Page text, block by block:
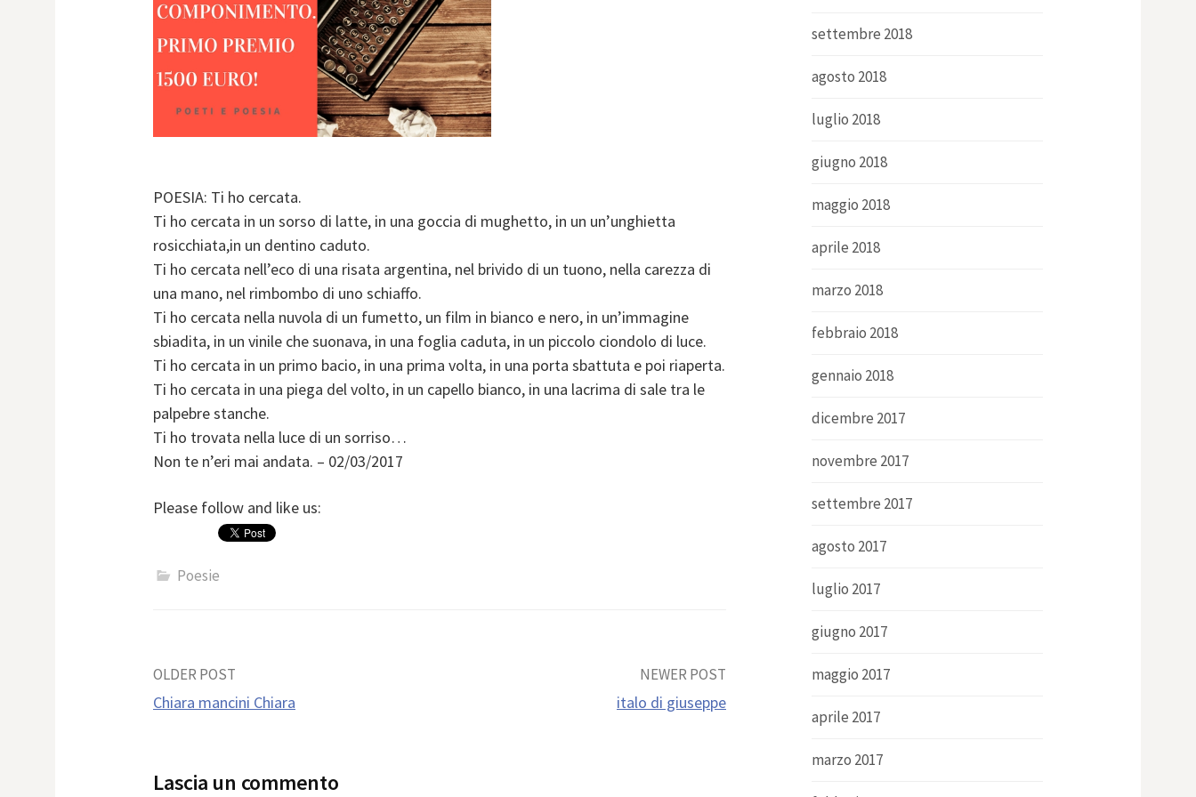
POESIA: Ti ho cercata.
Ti ho cercata in un sorso di latte, in una goccia di mughetto, in un un’unghietta
rosicchiata,in un dentino caduto.
Ti ho cercata nell’eco di una risata argentina, nel brivido di un tuono, nella carezza di
una mano, nel rimbombo di uno schiaffo.
Ti ho cercata nella nuvola di un fumetto, un film in bianco e nero, in un’immagine
sbiadita, in un vinile che suonava, in una foglia caduta, in un piccolo ciondolo di luce.
Ti ho cercata in un primo bacio, in una prima volta, in una porta sbattuta e poi riaperta.
Ti ho cercata in una piega del volto, in un capello bianco, in una lacrima di sale tra le
palpebre stanche.
Ti ho trovata nella luce di un sorriso…
Non te n’eri mai andata. – 02/03/2017
Please follow and like us:
Poesie
Post
OLDER POST
Chiara mancini Chiara
NEWER POST
italo di giuseppe
Lascia un commento
settembre 2018
agosto 2018
luglio 2018
giugno 2018
maggio 2018
aprile 2018
marzo 2018
febbraio 2018
gennaio 2018
dicembre 2017
novembre 2017
settembre 2017
agosto 2017
luglio 2017
giugno 2017
maggio 2017
aprile 2017
marzo 2017